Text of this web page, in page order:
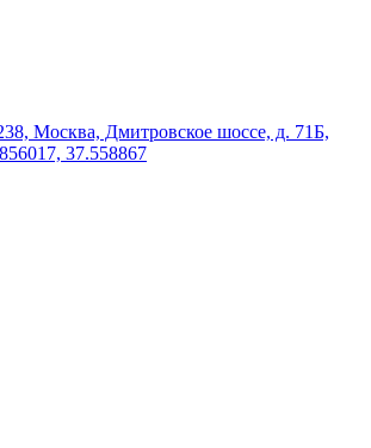
Москва, Дмитровское шоссе, д. 71Б,
37.558867